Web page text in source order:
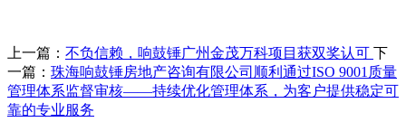
上一篇： 不负信赖，响鼓锤广州金茂万科项目获双奖认可 下
一篇： 珠海响鼓锤房地产咨询有限公司顺利通过ISO 9001质量
管理体系监督审核——持续优化管理体系，为客户提供稳定可
靠的专业服务